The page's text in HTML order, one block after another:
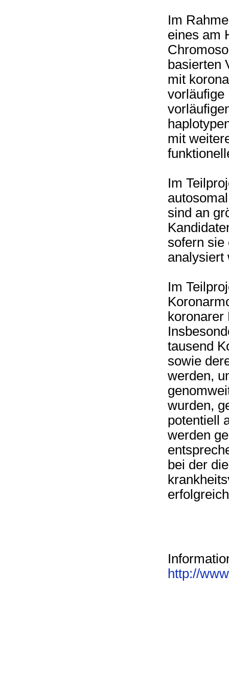
Im
eines am
basierten
mit
vorläufige
mit
Im
sind an
sofern sie
analysiert
Im
tausend
sowie
werden,
wurden,
potentiell
werden
bei der
http://